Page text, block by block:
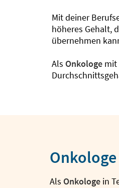
Mit deiner
höheres Gehalt,
übernehmen
Als Onkologe mit
Als Onkologe in